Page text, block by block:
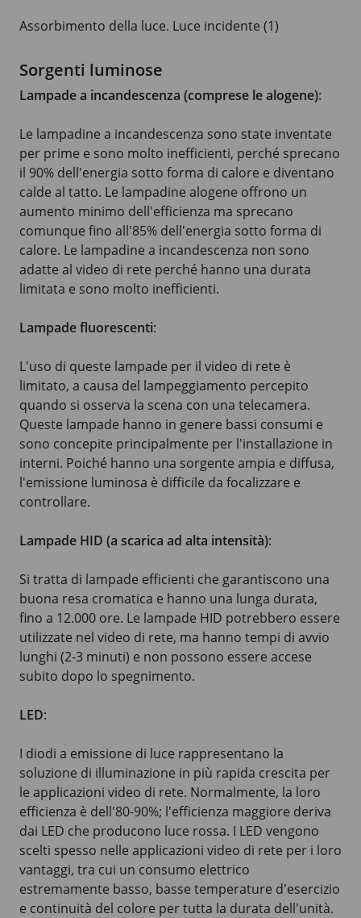
Assorbimento della luce. Luce incidente (1)
Sorgenti luminose
Lampade a incandescenza (comprese le alogene):
Le lampadine a incandescenza sono state inventate
per prime e sono molto inefficienti, perché sprecano
il 90% dell'energia sotto forma di calore e diventano
calde al tatto. Le lampadine alogene offrono un
aumento minimo dell'efficienza ma sprecano
comunque fino all'85% dell'energia sotto forma di
calore. Le lampadine a incandescenza non sono
adatte al video di rete perché hanno una durata
limitata e sono molto inefficienti.
Lampade fluorescenti:
L'uso di queste lampade per il video di rete è
limitato, a causa del lampeggiamento percepito
quando si osserva la scena con una telecamera.
Queste lampade hanno in genere bassi consumi e
sono concepite principalmente per l'installazione in
interni. Poiché hanno una sorgente ampia e diffusa,
l'emissione luminosa è difficile da focalizzare e
controllare.
Lampade HID (a scarica ad alta intensità):
Si tratta di lampade efficienti che garantiscono una
buona resa cromatica e hanno una lunga durata,
fino a 12.000 ore. Le lampade HID potrebbero essere
utilizzate nel video di rete, ma hanno tempi di avvio
lunghi (2-3 minuti) e non possono essere accese
subito dopo lo spegnimento.
LED:
I diodi a emissione di luce rappresentano la
soluzione di illuminazione in più rapida crescita per
le applicazioni video di rete. Normalmente, la loro
efficienza è dell'80-90%; l'efficienza maggiore deriva
dai LED che producono luce rossa. I LED vengono
scelti spesso nelle applicazioni video di rete per i loro
vantaggi, tra cui un consumo elettrico
estremamente basso, basse temperature d'esercizio
e continuità del colore per tutta la durata dell'unità.